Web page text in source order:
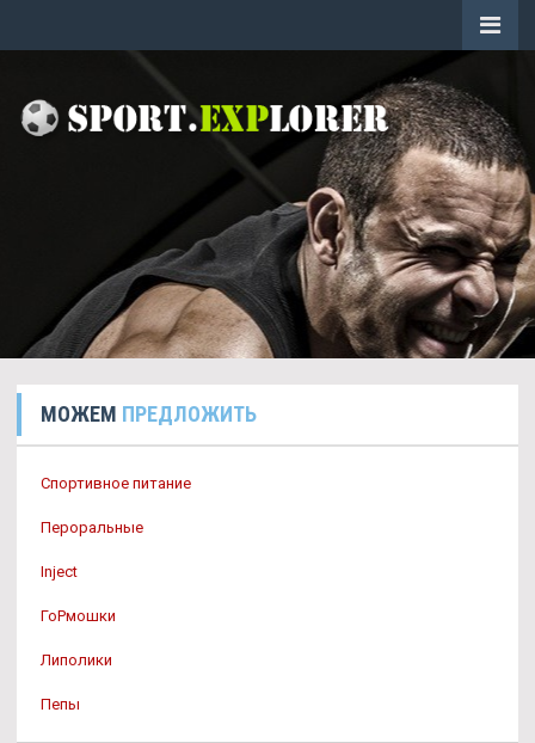
МОЖЕМ ПРЕДЛОЖИТЬ
Спортивное питание
Пероральные
Inject
ГоРмошки
Липолики
Пепы